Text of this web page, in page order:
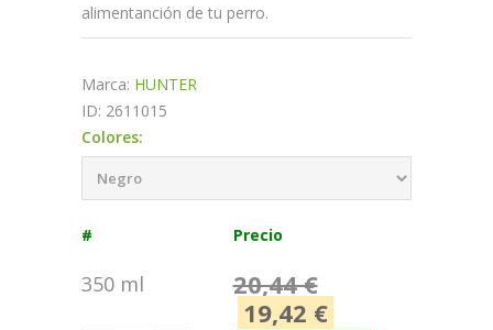
alimentanción de tu perro.
Marca: HUNTER
ID: 2611015
Colores:
# Precio
350 ml
20,44 €
19,42 €